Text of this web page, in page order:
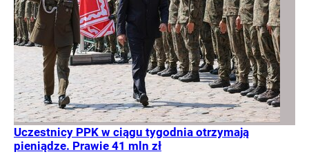
Uczestnicy PPK w ciągu tygodnia otrzymają
pieniądze. Prawie 41 mln zł